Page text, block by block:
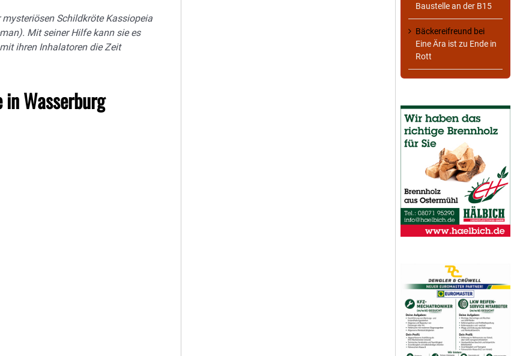
Schildkröte Kassiopeia
Mit seiner Hilfe kann sie es
ihren Inhalatoren die Zeit
in Wasserburg
Baustelle an der B15
Bäckereifreund bei
Eine Ära ist zu Ende in
Rott